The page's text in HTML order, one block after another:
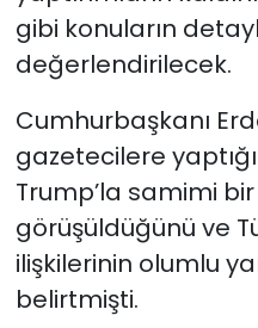
gibi konuların
değerlendirilecek.
Cumhurbaşkanı
gazetecilere
Trump’la samimi
görüşüldüğünü ve
ilişkilerinin olumlu
belirtmişti.